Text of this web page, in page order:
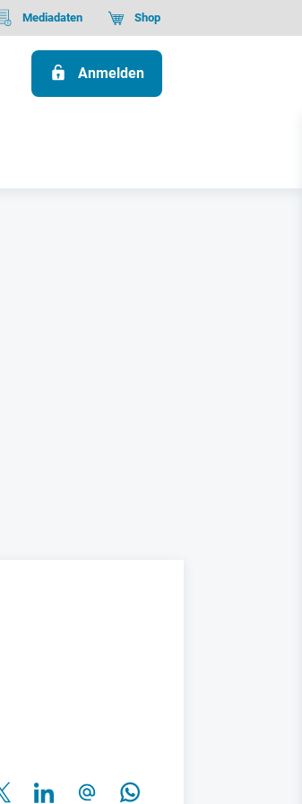
Mediadaten Shop
Anmelden